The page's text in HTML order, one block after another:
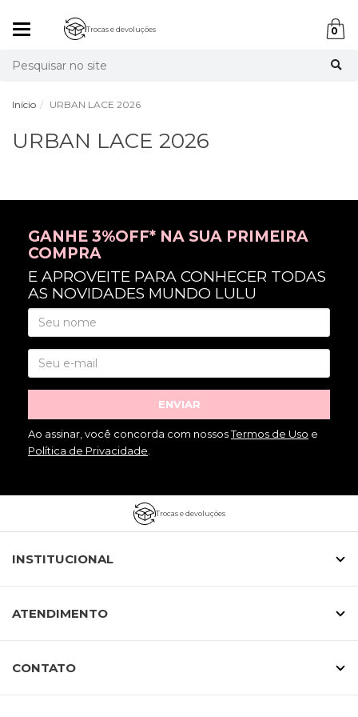
Mudar
Trocas e devoluções 0
Início URBAN LACE 2026
URBAN LACE 2026
GANHE 3%OFF* NA SUA PRIMEIRA
COMPRA
E APROVEITE PARA CONHECER TODAS
AS NOVIDADES MUNDO LULU
ENVIAR
Ao assinar, você concorda com nossosTermos de Uso e
Política de Privacidade
Trocas e devoluções
INSTITUCIONAL
ATENDIMENTO
CONTATO